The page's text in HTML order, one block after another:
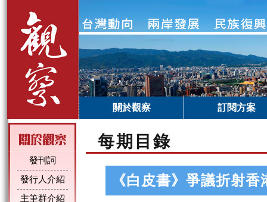
關於觀察 訂閱方案
發刊詞
發行人介紹
主筆群介紹
每期目錄
《白皮書》爭議折射